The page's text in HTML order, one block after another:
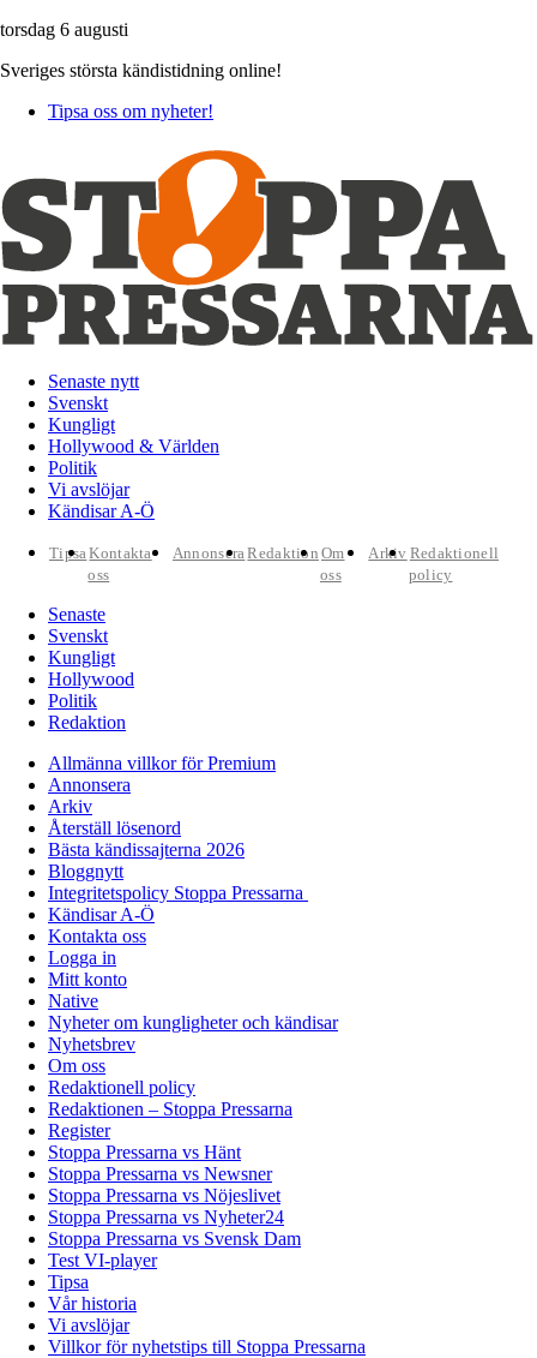
torsdag 6 augusti
Sveriges största kändistidning online!
Tipsa oss om nyheter!
Senaste nytt
Svenskt
Kungligt
Hollywood & Världen
Politik
Vi avslöjar
Kändisar A-Ö
TipsaKontakta
oss
AnnonseraRedaktion Om
oss
Arkiv Redaktionell
policy
Senaste
Svenskt
Kungligt
Hollywood
Politik
Redaktion
Allmänna villkor för Premium
Annonsera
Arkiv
Återställ lösenord
Bästa kändissajterna 2026
Bloggnytt
Integritetspolicy Stoppa Pressarna
Kändisar A-Ö
Kontakta oss
Logga in
Mitt konto
Native
Nyheter om kungligheter och kändisar
Nyhetsbrev
Om oss
Redaktionell policy
Redaktionen – Stoppa Pressarna
Register
Stoppa Pressarna vs Hänt
Stoppa Pressarna vs Newsner
Stoppa Pressarna vs Nöjeslivet
Stoppa Pressarna vs Nyheter24
Stoppa Pressarna vs Svensk Dam
Test VI-player
Tipsa
Vår historia
Vi avslöjar
Villkor för nyhetstips till Stoppa Pressarna